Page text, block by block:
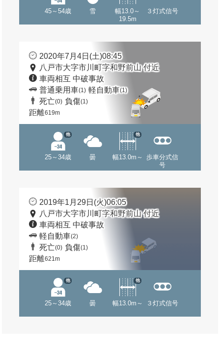
45～54歳 雪
幅13.0～
19.5m
３灯式信号
2020年7月4日(土)08:45
八戸市大字市川町字和野前山 付近
車両相互 中破事故
普通乗用車(1) 軽自動車(1)
死亡(0) 負傷(1)
距離619m
25～34歳
他
曇 幅13.0m～
他
歩車分式信
号
2019年1月29日(火)06:05
八戸市大字市川町字和野前山 付近
車両相互 中破事故
軽自動車(2)
死亡(0) 負傷(1)
距離621m
25～34歳
他
曇 幅13.0m～
他
３灯式信号